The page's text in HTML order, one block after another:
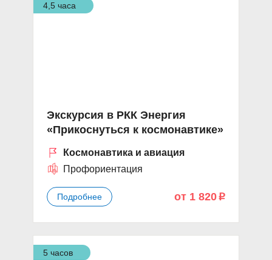
4,5 часа
Экскурсия в РКК Энергия
«Прикоснуться к космонавтике»
Космонавтика и авиация
Профориентация
Подробнее от 1 820 p
5 часов